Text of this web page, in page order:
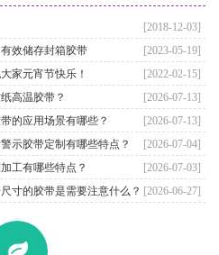
[2018-12-03]
[2023-05-19]
效储存封箱胶带
[2022-02-15]
家元宵节快乐！
[2026-07-13]
高温胶带？
[2026-07-13]
的应用场景有哪些？
[2026-07-04]
示胶带定制有哪些特点？
[2026-07-03]
工有哪些特点？
[2026-06-27]
寸的胶带是需要注意什么？